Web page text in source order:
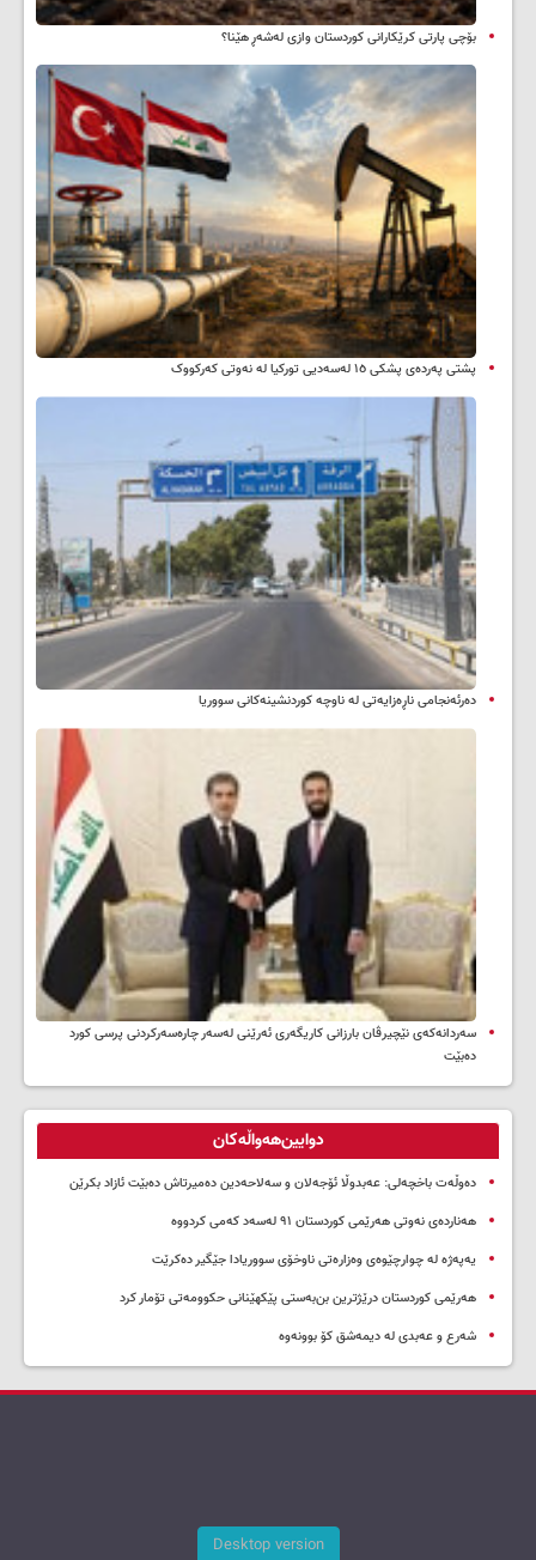
بۆچی پارتی کرێکارانی کوردستان وازی لەشەڕ هێنا؟
پشتی پەردەی پشکی ١٥ لەسەدیی تورکیا لە نەوتی کەرکووک
دەرئەنجامی ناڕەزایەتی لە ناوچە کوردنشینەکانی سووریا
سه‌ردانه‌کەی نێچیرڤان بارزانی كاریگه‌ری ئه‌رێنی له‌سه‌ر چاره‌سه‌ركردنی پرسی كورد
ده‌بێت
دوایین‌هەواڵەکان
دەوڵەت باخچەلی: عەبدوڵا ئۆجەلان و سەلاحەدین دەمیرتاش دەبێت ئازاد بکرێن
هەناردەی نەوتی هەرێمی کوردستان ۹۱ لەسەد کەمی کردووە
یەپەژە لە چوارچێوەی وەزارەتی ناوخۆی سووریادا جێگیر دەکرێت
هەرێمی کوردستان درێژترین بن‌بەستی پێکهێنانی حکوومەتی تۆمار کرد
شەرع و عەبدی لە دیمەشق کۆ بوونەوە
Desktop version